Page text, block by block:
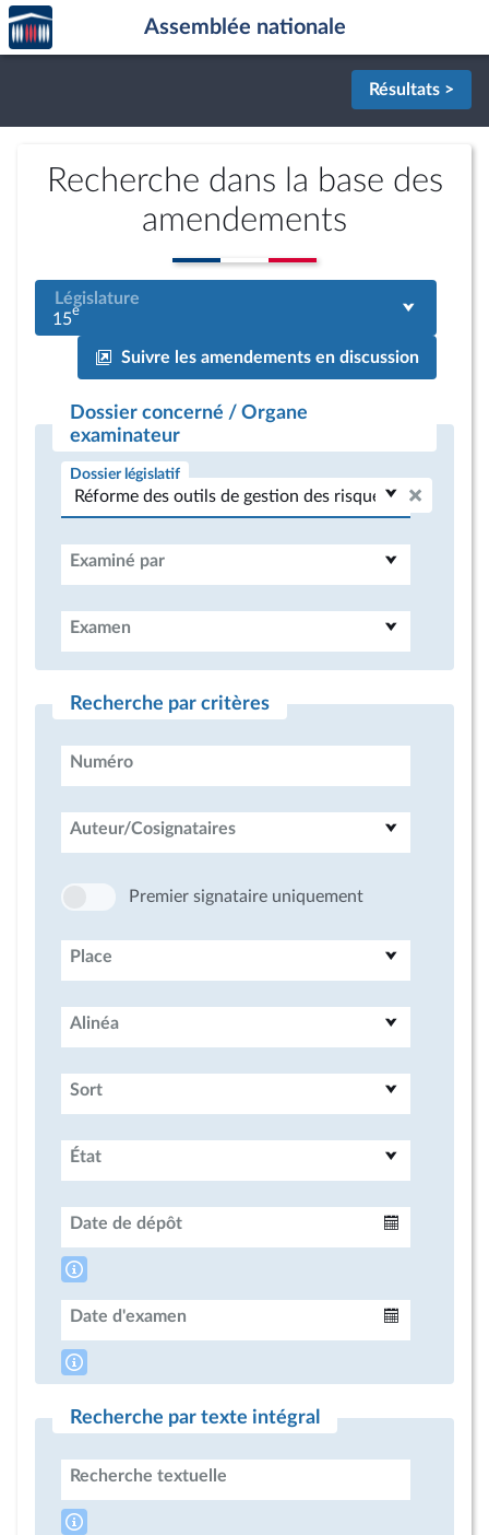
Aller au contenu
Aller en bas de la page
Accèder
à la
page
Assemblée nationale
Résultats >
Recherche dans la base des
amendements
Législature
15e
Suivre les amendements en discussion
Dossier concerné / Organe
examinateur
Dossier législatif
Examiné par
Examen
Recherche par critères
Numéro
Auteur/Cosignataires
Premier signataire uniquement
Place
Alinéa
Sort
État
Date de dépôt
Date d'examen
Recherche par texte intégral
Recherche textuelle